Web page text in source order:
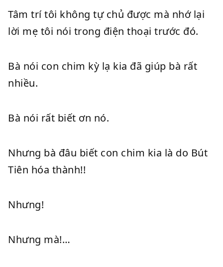
Tâm trí tôi không tự chủ được mà nhớ lại
lời mẹ tôi nói trong điện thoại trước đó.
Bà nói con chim kỳ lạ kia đã giúp bà rất
nhiều.
Bà nói rất biết ơn nó.
Nhưng bà đâu biết con chim kia là do Bút
Tiên hóa thành!!
Nhưng!
Nhưng mà!…